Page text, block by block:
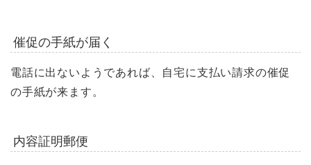
催促の手紙が届く
電話に出ないようであれば、自宅に支払い請求の催促
の手紙が来ます。
内容証明郵便